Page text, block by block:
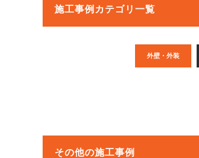
施工事例カテゴリ一覧
外壁・外装
その他の施工事例